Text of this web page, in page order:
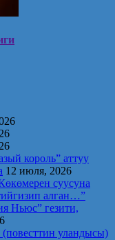
король” аттуу
12 июля, 2026
суусуна
алган…”
гезити,
уландысы)